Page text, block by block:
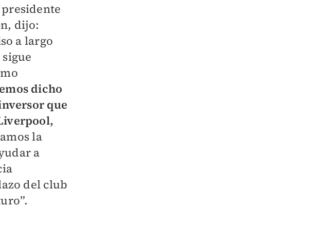
dijo:
a largo
dicho
que
la
a
del club